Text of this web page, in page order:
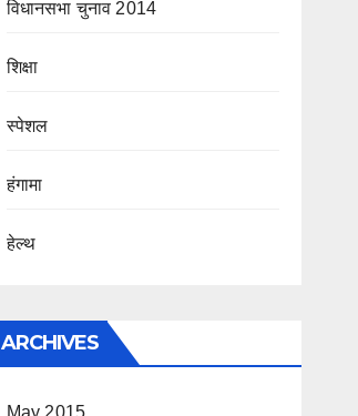
विधानसभा चुनाव 2014
शिक्षा
स्पेशल
हंगामा
हेल्थ
ARCHIVES
May 2015